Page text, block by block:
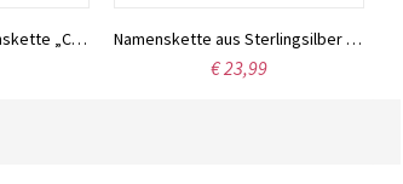
Personalisierte Namenskette „Carrie“ aus Sterlingsilber Namenskette aus Sterlingsilber mit der Schriftart Harrington
€ 23,99